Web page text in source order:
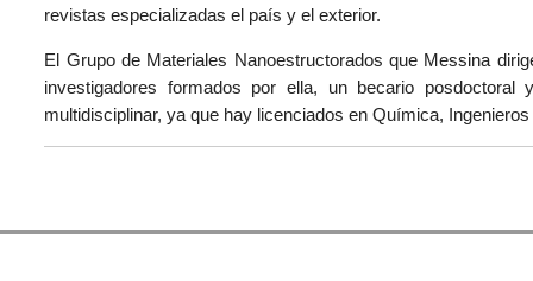
revistas especializadas el país y el exterior.
El Grupo de Materiales Nanoestructorados que Messina
investigadores formados por ella, un becario
multidisciplinar, ya que hay licenciados en Química,